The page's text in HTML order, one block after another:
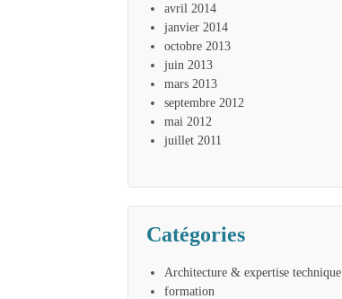
avril 2014
janvier 2014
octobre 2013
juin 2013
mars 2013
septembre 2012
mai 2012
juillet 2011
Catégories
Architecture & expertise technique
formation